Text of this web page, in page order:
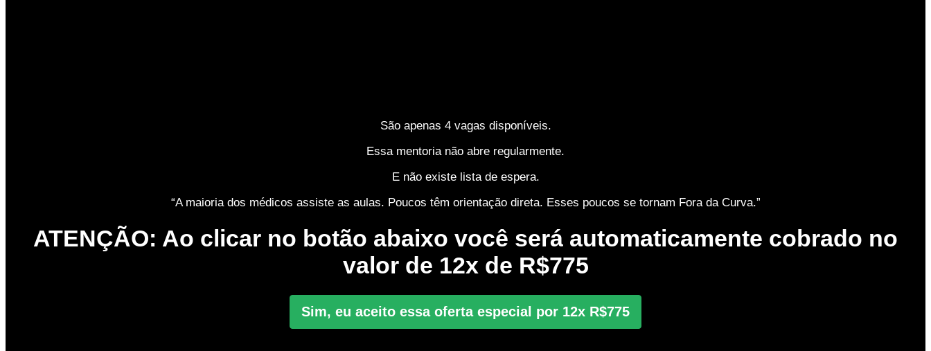
São apenas 4 vagas disponíveis.
Essa mentoria não abre regularmente.
E não existe lista de espera.
“A maioria dos médicos assiste as aulas. Poucos têm orientação direta. Esses poucos se tornam Fora da Curva.”
ATENÇÃO: Ao clicar no botão abaixo você será automaticamente cobrado no
valor de 12x de R$775
Sim, eu aceito essa oferta especial por 12x R$775